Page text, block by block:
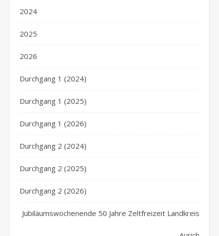
2024
2025
2026
Durchgang 1 (2024)
Durchgang 1 (2025)
Durchgang 1 (2026)
Durchgang 2 (2024)
Durchgang 2 (2025)
Durchgang 2 (2026)
Jubiläumswochenende 50 Jahre Zeltfreizeit Landkreis